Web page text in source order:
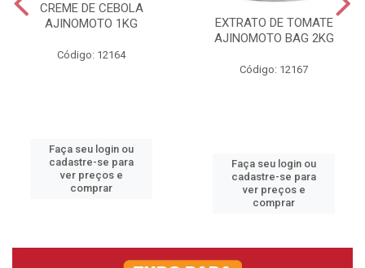
CREME DE CEBOLA
AJINOMOTO 1KG
Código: 12164
Faça seu login ou
cadastre-se para
ver preços e
comprar
EXTRATO DE TOMATE
AJINOMOTO BAG 2KG
Código: 12167
Faça seu login ou
cadastre-se para
ver preços e
comprar